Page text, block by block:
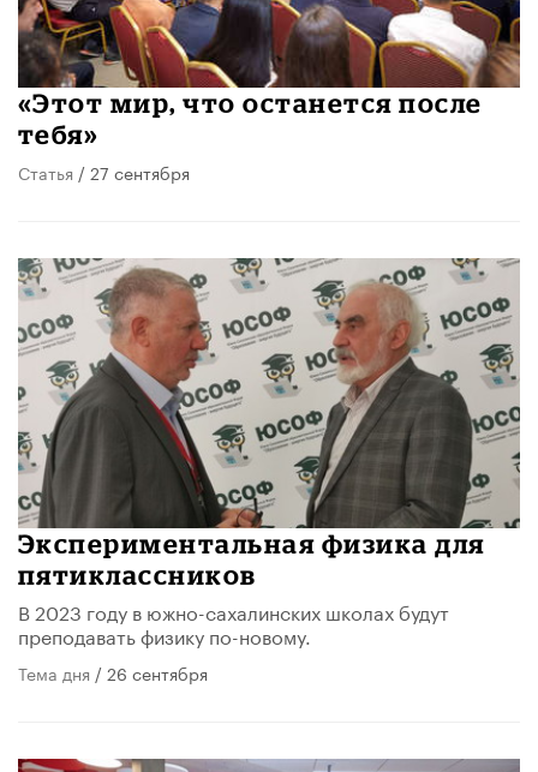
«Этот мир, что останется после
тебя»
Статья / 27 сентября
Экспериментальная физика для
пятиклассников
В 2023 году в южно-сахалинских школах будут
преподавать физику по-новому.
Тема дня / 26 сентября